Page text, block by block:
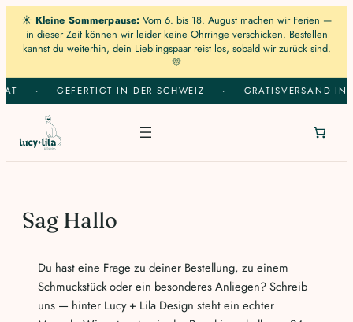
☀️ Kleine Sommerpause: Vom 6. bis 18. August machen wir Ferien —
in dieser Zeit können wir leider keine Ohrringe verschicken. Bestellen
kannst du weiterhin, dein Lieblingspaar reist los, sobald wir zurück sind.
💛
Zum
Inhalt
springen
GEFERTIGT IN DER SCHWEIZ · GRATISVERSAND IN
Sag Hallo
Du hast eine Frage zu deiner Bestellung, zu einem
Schmuckstück oder ein besonderes Anliegen? Schreib
uns — hinter Lucy + Lila Design steht ein echter